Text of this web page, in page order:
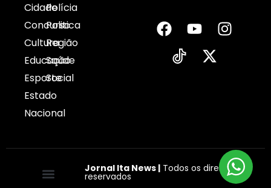
Cidade
Concurso
Cultura
Educação
Esporte
Estado
Nacional
Polícia
Politica
Região
Saúde
Social
Jornal Ita News |Todos os direitos
reservados